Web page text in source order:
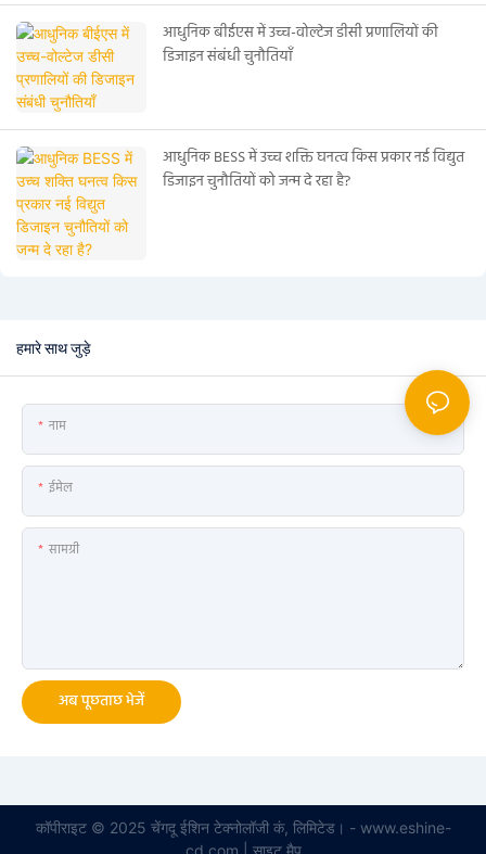
आधुनिक बीईएस में उच्च-वोल्टेज डीसी प्रणालियों की
डिजाइन संबंधी चुनौतियाँ
आधुनिक BESS में उच्च शक्ति घनत्व किस प्रकार नई विद्युत
डिजाइन चुनौतियों को जन्म दे रहा है?
हमारे साथ जुड़े
नाम
ईमेल
सामग्री
अब पूछताछ भेजें
कॉपीराइट © 2025 चेंगदू ईशिन टेक्नोलॉजी कं, लिमिटेड। - www.eshine-
cd.com | साइट मैप